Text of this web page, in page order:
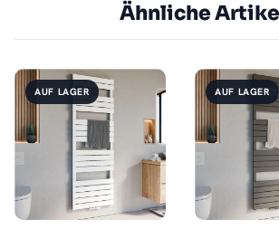
Ähnliche
AUF LAGER AUF LAGER